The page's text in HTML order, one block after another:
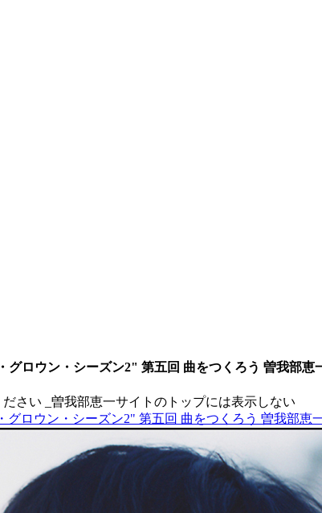
ロウン・シーズン2" 第五回 曲をつくろう 曽我部恵
ださい _曽我部恵一サイトのトップには表示しない